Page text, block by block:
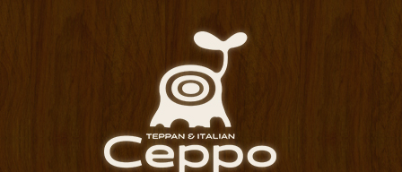
南船場・心斎橋のイタリアン
「Ceppo（チェッポ）」の公式
イタリアン「Ceppo（チェッポ）」。
さまざまなパスタや讃岐オリーブ牛の
ステーキのほか、バルメニューも豊富
にご用意。デートにも一人飲みのお客
様にもぴったりです。